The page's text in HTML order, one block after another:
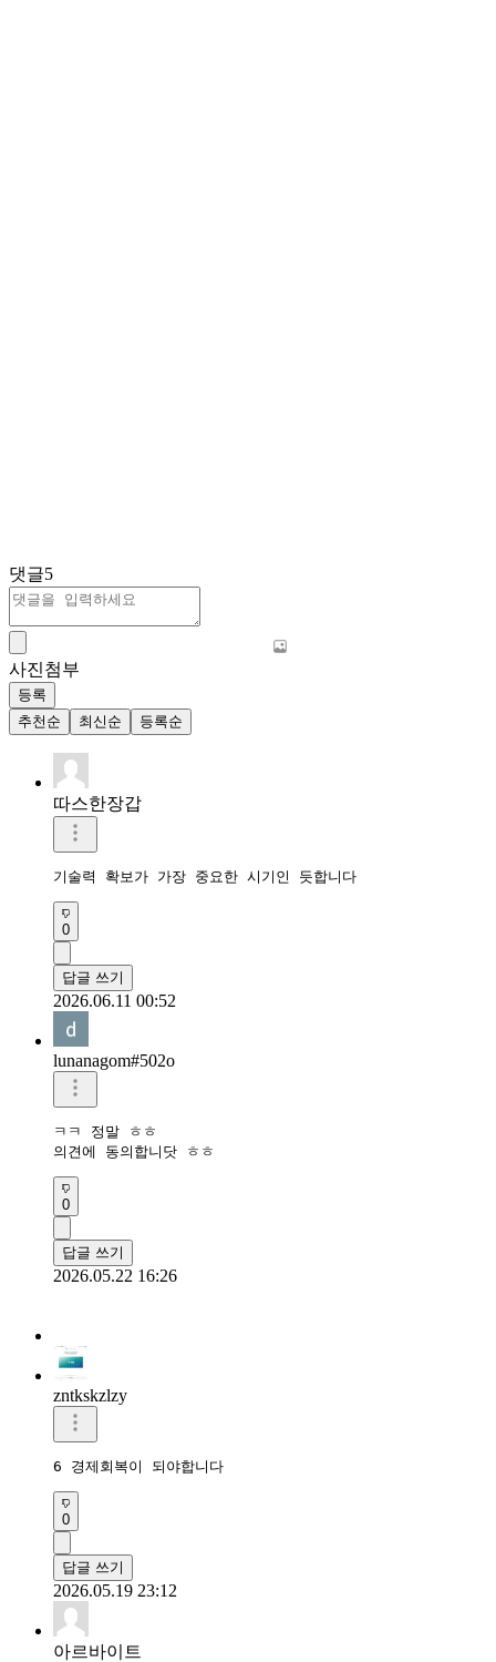
댓글5
사진첨부
등록
추천순
최신순 등록순
따스한장갑
기술력 확보가 가장 중요한 시기인 듯합니다
0
답글 쓰기
2026.06.11 00:52
lunanagom#502o
ㅋㅋ 정말 ㅎㅎ
의견에 동의합니닷 ㅎㅎ
0
답글 쓰기
2026.05.22 16:26
zntkskzlzy
6 경제회복이 되야합니다
0
답글 쓰기
2026.05.19 23:12
아르바이트